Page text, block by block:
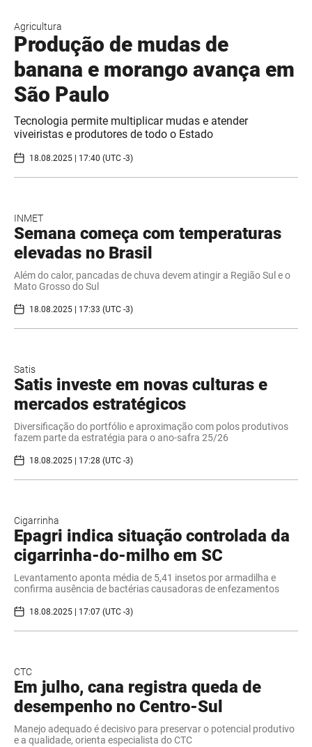
Agricultura
Produção de mudas de
banana e morango avança em
São Paulo
Tecnologia permite multiplicar mudas e atender
viveiristas e produtores de todo o Estado
18.08.2025 | 17:40 (UTC -3)
INMET
Semana começa com temperaturas
elevadas no Brasil
Além do calor, pancadas de chuva devem atingir a Região Sul e o
Mato Grosso do Sul
18.08.2025 | 17:33 (UTC -3)
Satis
Satis investe em novas culturas e
mercados estratégicos
Diversificação do portfólio e aproximação com polos produtivos
fazem parte da estratégia para o ano-safra 25/26
18.08.2025 | 17:28 (UTC -3)
Cigarrinha
Epagri indica situação controlada da
cigarrinha-do-milho em SC
Levantamento aponta média de 5,41 insetos por armadilha e
confirma ausência de bactérias causadoras de enfezamentos
18.08.2025 | 17:07 (UTC -3)
CTC
Em julho, cana registra queda de
desempenho no Centro-Sul
Manejo adequado é decisivo para preservar o potencial produtivo
e a qualidade, orienta especialista do CTC